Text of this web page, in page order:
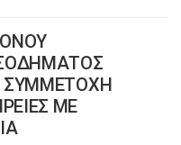
ΣΥΜΜΕΤΟΧΗ
ΜΕ